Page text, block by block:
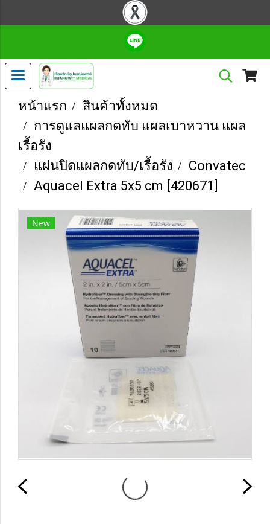
หน้าแรก
สินค้าทั้งหมด
การดูแลแผลกดทับ แผลเบาหวาน แผล
เรื้อรัง
แผ่นปิดแผลกดทับ/เรื้อรัง
Convatec
Aquacel Extra 5x5 cm [420671]
New